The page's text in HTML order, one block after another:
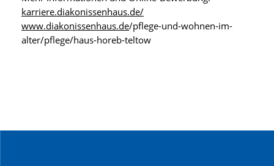
karriere.diakonissenhaus.de/
www.diakonissenhaus.de/pflege-und-wohnen-im-
alter/pflege/haus-horeb-teltow